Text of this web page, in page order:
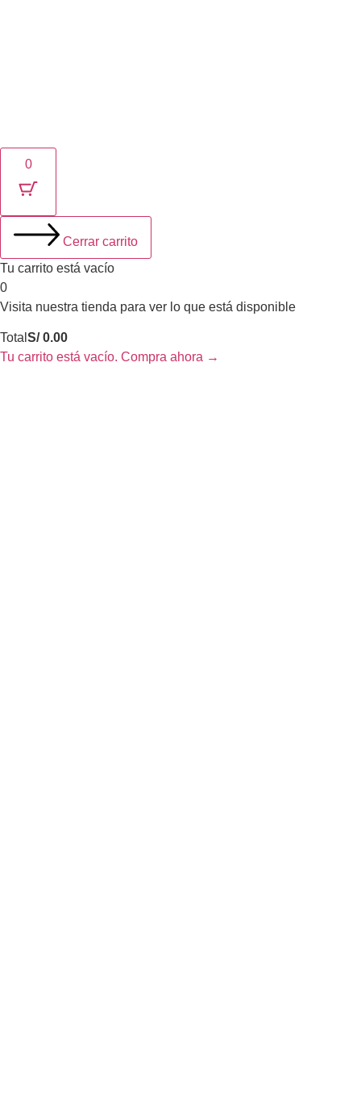
0
Cerrar carrito
Tu carrito está vacío
0
Visita nuestra tienda para ver lo que está disponible
Total S/0.00
Tu carrito está vacío. Compra ahora →